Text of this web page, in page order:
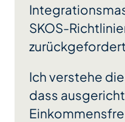
SKOS-
Ich verstehe
dass